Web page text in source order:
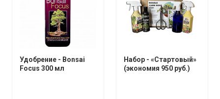
Удобрение - Bonsai
Focus 300 мл
Набор - «Стартовый»
(экономия 950 руб.)